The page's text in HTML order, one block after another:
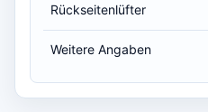
Rückseitenlüfter
Weitere Angaben